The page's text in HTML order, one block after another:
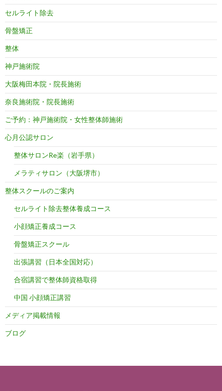
セルライト除去
骨盤矯正
整体
神戸施術院
大阪梅田本院・院長施術
奈良施術院・院長施術
ご予約：神戸施術院・女性整体師施術
心月公認サロン
整体サロンRe楽（岩手県）
メラティサロン（大阪堺市）
整体スクールのご案内
セルライト除去整体養成コース
小顔矯正養成コース
骨盤矯正スクール
出張講習（日本全国対応）
合宿講習で整体師資格取得
中国 小顔矯正講習
メディア掲載情報
ブログ